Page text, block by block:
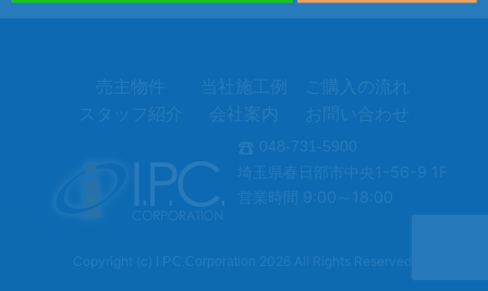
売主物件 当社施工例
ご購入の流れ
スタッフ紹介
会社案内 お問い合わせ
048-731-5900
埼玉県春日部市中央1-56-9 1F
営業時間 9:00～18:00
Copyright (c) I.P.C.Corporation 2026 All Rights Reserved.